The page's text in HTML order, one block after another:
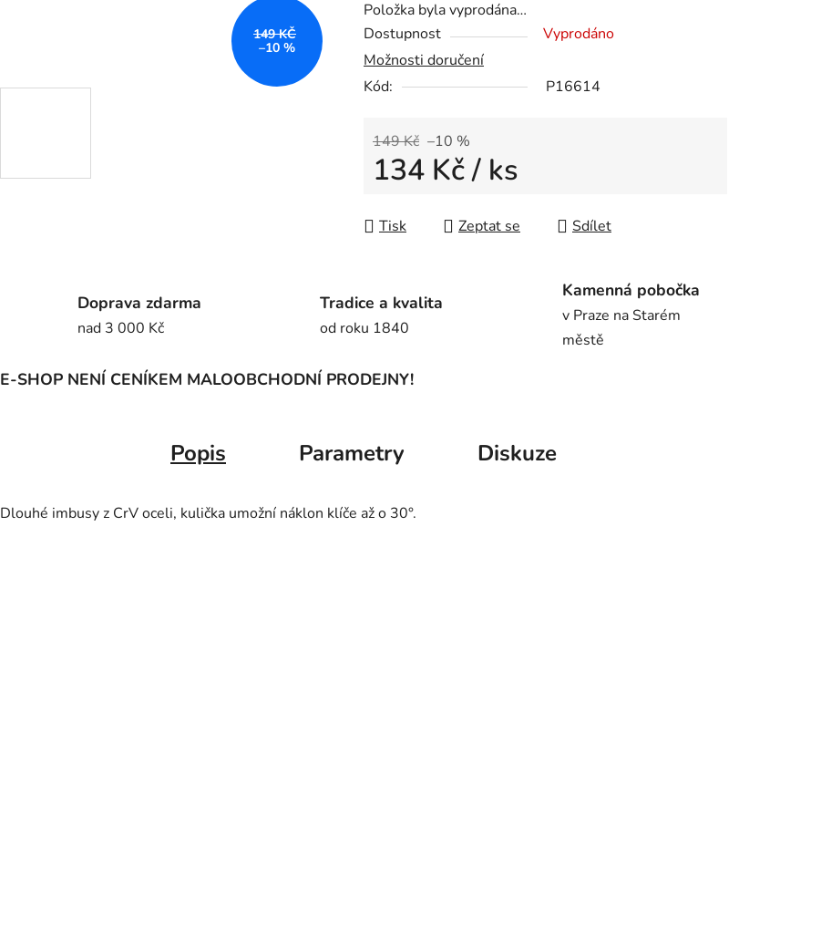
je
0,0
z
5
Položka byla vyprodána…
Dostupnost
Vyprodáno
Možnosti doručení
Kód:
P16614
149 Kč –10 %
134 Kč/ ks
Tisk
Zeptat se Sdílet
149 KČ
–10 %
Doprava zdarma
nad 3 000 Kč
Tradice a kvalita
od roku 1840
Kamenná pobočka
v Praze na Starém
městě
E-SHOP NENÍ CENÍKEM MALOOBCHODNÍ PRODEJNY!
Popis Parametry Diskuze
Dlouhé imbusy z CrV oceli, kulička umožní náklon klíče až o 30°.